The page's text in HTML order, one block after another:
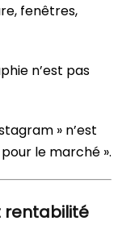
fenêtres,
n’est pas
» n’est
le marché ».
rentabilité